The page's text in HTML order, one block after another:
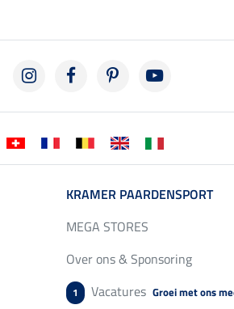
KRAMER PAARDENSPORT
MEGA STORES
Over ons & Sponsoring
1 Vacatures Groei met ons